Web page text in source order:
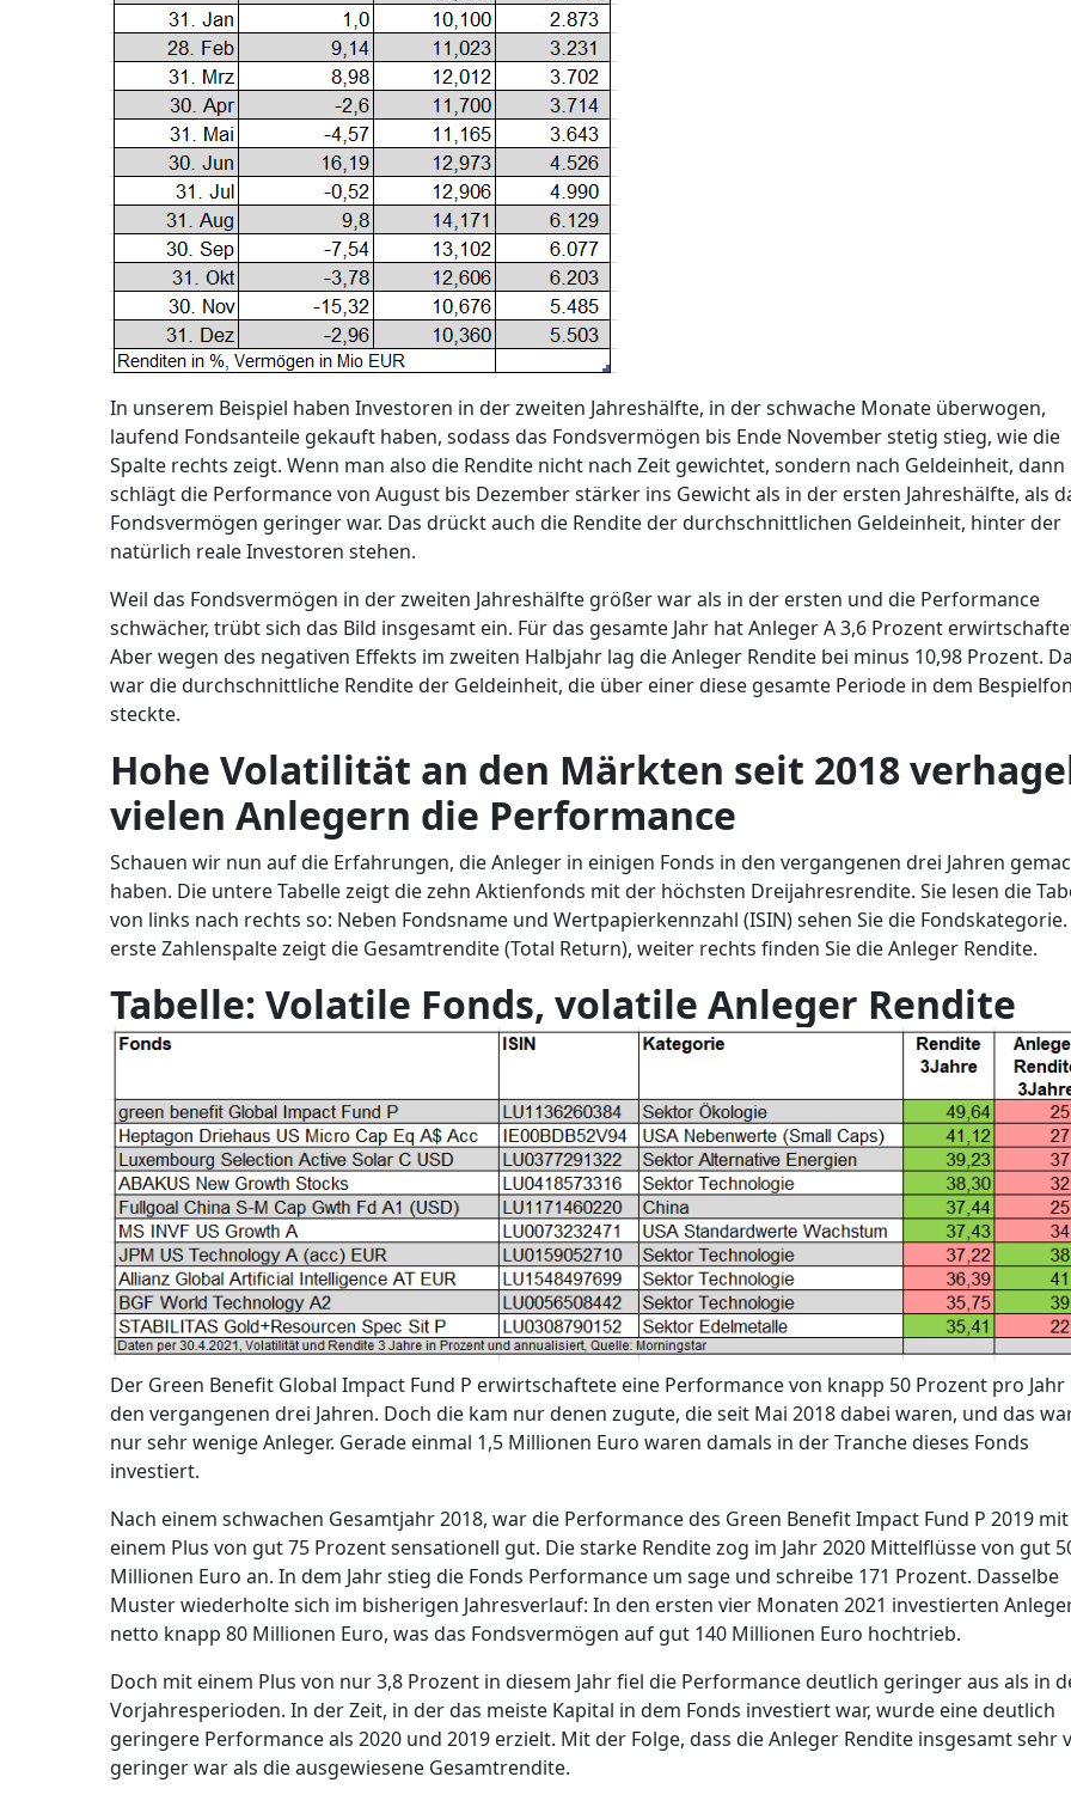
In unserem Beispiel haben Investoren in der zweiten Jahreshälfte, in der schwache Monate überwogen,
laufend Fondsanteile gekauft haben, sodass das Fondsvermögen bis Ende November stetig stieg, wie die
Spalte rechts zeigt. Wenn man also die Rendite nicht nach Zeit gewichtet, sondern nach Geldeinheit, dann
schlägt die Performance von August bis Dezember stärker ins Gewicht als in der ersten Jahreshälfte, als
Fondsvermögen geringer war. Das drückt auch die Rendite der durchschnittlichen Geldeinheit, hinter der
natürlich reale Investoren stehen.
Weil das Fondsvermögen in der zweiten Jahreshälfte größer war als in der ersten und die Performance
schwächer, trübt sich das Bild insgesamt ein. Für das gesamte Jahr hat Anleger A 3,6 Prozent
Aber wegen des negativen Effekts im zweiten Halbjahr lag die Anleger Rendite bei minus 10,98 Prozent.
war die durchschnittliche Rendite der Geldeinheit, die über einer diese gesamte Periode in dem
steckte.
Hohe Volatilität an den Märkten seit 2018
vielen Anlegern die Performance
Schauen wir nun auf die Erfahrungen, die Anleger in einigen Fonds in den vergangenen drei Jahren
haben. Die untere Tabelle zeigt die zehn Aktienfonds mit der höchsten Dreijahresrendite. Sie lesen die
von links nach rechts so: Neben Fondsname und Wertpapierkennzahl (ISIN) sehen Sie die
erste Zahlenspalte zeigt die Gesamtrendite (Total Return), weiter rechts finden Sie die Anleger Rendite.
Tabelle: Volatile Fonds, volatile Anleger Rendite
Der Green Benefit Global Impact Fund P erwirtschaftete eine Performance von knapp 50 Prozent pro Jahr
den vergangenen drei Jahren. Doch die kam nur denen zugute, die seit Mai 2018 dabei waren, und das
nur sehr wenige Anleger. Gerade einmal 1,5 Millionen Euro waren damals in der Tranche dieses Fonds
investiert.
Nach einem schwachen Gesamtjahr 2018, war die Performance des Green Benefit Impact Fund P 2019 mit
einem Plus von gut 75 Prozent sensationell gut. Die starke Rendite zog im Jahr 2020 Mittelflüsse von gut
Millionen Euro an. In dem Jahr stieg die Fonds Performance um sage und schreibe 171 Prozent. Dasselbe
Muster wiederholte sich im bisherigen Jahresverlauf: In den ersten vier Monaten 2021 investierten
netto knapp 80 Millionen Euro, was das Fondsvermögen auf gut 140 Millionen Euro hochtrieb.
Doch mit einem Plus von nur 3,8 Prozent in diesem Jahr fiel die Performance deutlich geringer aus als in
Vorjahresperioden. In der Zeit, in der das meiste Kapital in dem Fonds investiert war, wurde eine deutlich
geringere Performance als 2020 und 2019 erzielt. Mit der Folge, dass die Anleger Rendite insgesamt sehr
geringer war als die ausgewiesene Gesamtrendite.